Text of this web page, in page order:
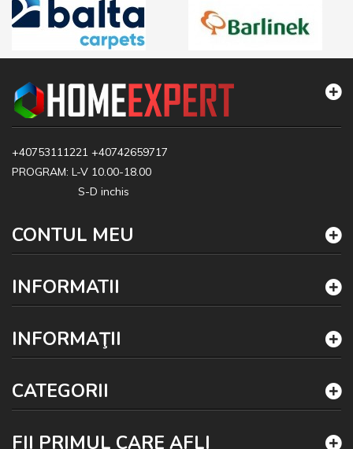
+40753111221 +40742659717
PROGRAM: L-V 10.00-18.00
S-D inchis
CONTUL MEU
INFORMATII
INFORMAŢII
CATEGORII
FII PRIMUL CARE AFLI